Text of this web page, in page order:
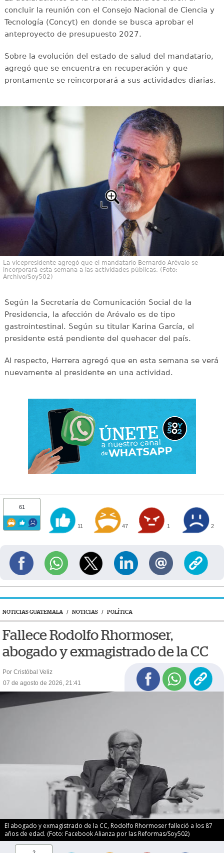
concluir la reunión con el Consejo Nacional de Ciencia y
Tecnología (Concyt) en donde se busca aprobar el
anteproyecto de presupuesto 2027.
Sobre la evolución del estado de salud del mandatario,
agregó que se encuentra en recuperación y que
prontamente se reincorporará a sus actividades diarias.
La vicepresidente agregó que el mandatario Bernardo Arévalo se
incorporará esta semana a las actividades públicas. (Foto:
Archivo/Soy502)
Según la Secretaría de Comunicación Social de la
Presidencia, la afección de Arévalo es de tipo
gastrointestinal. Según su titular Karina García, el
presidente está pendiente del quehacer del país.
Al respecto, Herrera agregó que en esta semana se verá
nuevamente al presidente en una actividad.
61
11 47 1 2
NOTICIAS GUATEMALA / NOTICIAS / POLÍTICA
Fallece Rodolfo Rhormoser,
abogado y exmagistrado de la CC
Por Cristóbal Veliz
07 de agosto de 2026, 21:41
El abogado y exmagistrado de la CC, Rodolfo Rhormoser falleció a los 87
años de edad. (Foto: Facebook Alianza por las Reformas/Soy502)